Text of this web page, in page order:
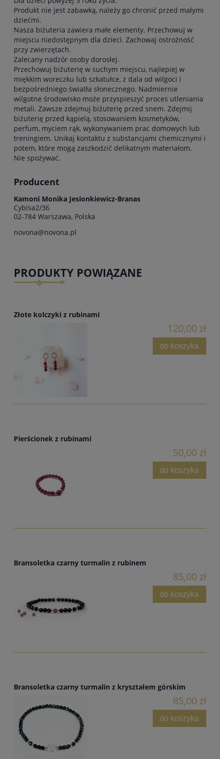
Produkt nie jest zabawką, należy go chronić przed małymi
dziećmi.
Nasza biżuteria zawiera małe elementy. Przechowuj w
miejscu niedostępnym dla dzieci. Zachowaj ostrożność
przy zwierzętach.
Zalecany nadzór osoby dorosłej.
Przechowuj biżuterię w suchym miejscu, najlepiej w
miękkim woreczku lub szkatułce, z dala od wilgoci i
bezpośredniego światła słonecznego. Nadmiernie
wilgotne środowisko może przyspieszyć proces utleniania
metali. Zawsze zdejmuj biżuterię przed snem. Zdejmij
biżuterię przed kąpielą, stosowaniem kosmetyków,
perfum, myciem rąk, wykonywaniem prac domowych lub
treningiem. Unikaj kontaktu z substancjami chemicznymi i
potem, które mogą zaszkodzić delikatnym materiałom.
Nie spożywać.
Producent
Kamoni Monika Jesionkiewicz-Branas
Cybisa2/36
02-784 Warszawa, Polska
novona@novona.pl
PRODUKTY POWIĄZANE
Złote kolczyki z rubinami
120,00 zł
do koszyka
Pierścionek z rubinami
50,00 zł
do koszyka
Bransoletka czarny turmalin z rubinem
85,00 zł
do koszyka
Bransoletka czarny turmalin z kryształem górskim
85,00 zł
do koszyka